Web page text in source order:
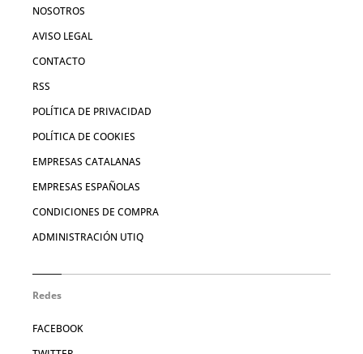
NOSOTROS
AVISO LEGAL
CONTACTO
RSS
POLÍTICA DE PRIVACIDAD
POLÍTICA DE COOKIES
EMPRESAS CATALANAS
EMPRESAS ESPAÑOLAS
CONDICIONES DE COMPRA
ADMINISTRACIÓN UTIQ
Redes
FACEBOOK